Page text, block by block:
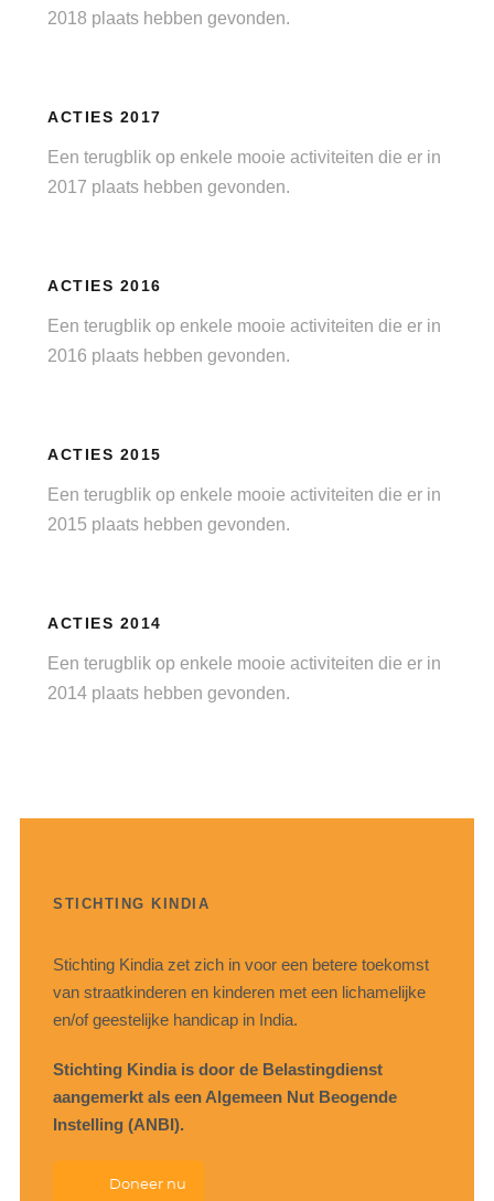
2018 plaats hebben gevonden.
ACTIES 2017
Een terugblik op enkele mooie activiteiten die er in
2017 plaats hebben gevonden.
ACTIES 2016
Een terugblik op enkele mooie activiteiten die er in
2016 plaats hebben gevonden.
ACTIES 2015
Een terugblik op enkele mooie activiteiten die er in
2015 plaats hebben gevonden.
ACTIES 2014
Een terugblik op enkele mooie activiteiten die er in
2014 plaats hebben gevonden.
STICHTING KINDIA
Stichting Kindia zet zich in voor een betere toekomst
van straatkinderen en kinderen met een lichamelijke
en/of geestelijke handicap in India.
Stichting Kindia is door de Belastingdienst
aangemerkt als een Algemeen Nut Beogende
Instelling (ANBI).
Doneer nu